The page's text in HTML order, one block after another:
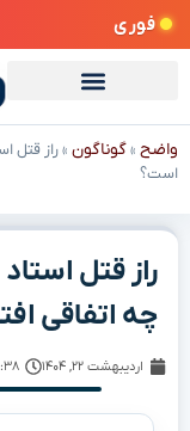
فوری
واضح »گوناگون »راز قتل
است؟
راز قتل
چه اتفاقی
اردیبهشت ۲۲, ۱۴۰۴ ۶:۳۸